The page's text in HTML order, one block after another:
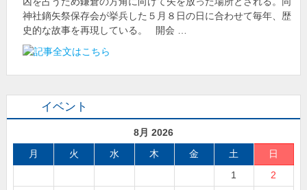
神社鏑矢祭保存会が挙兵した５月８日の日に合わせて毎年、歴
史的な故事を再現している。 開会 …
イベント
8月 2026
月
火 水 木 金 土
日
1
2